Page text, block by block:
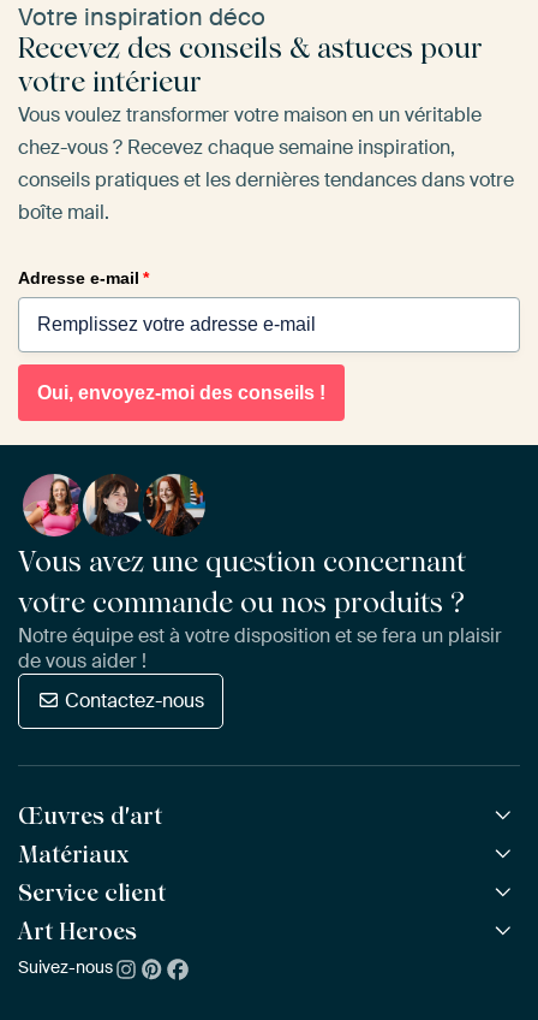
Votre inspiration déco
Recevez des conseils & astuces pour
votre intérieur
Vous voulez transformer votre maison en un véritable
chez-vous ? Recevez chaque semaine inspiration,
conseils pratiques et les dernières tendances dans votre
boîte mail.
Adresse e-mail *
Oui, envoyez-moi des conseils !
Vous avez une question concernant
votre commande ou nos produits ?
Notre équipe est à votre disposition et se fera un plaisir
de vous aider !
Contactez-nous
Œuvres d'art
Toutes les œuvres
Toutes les collections
Tous les artistes
Meilleures ventes
Matériaux
ArtFrame™ POPULAIRE
ArtFrame™ en bois
Toile
Service client
Questions fréquentes
Commander
Art Heroes
À propos de nous
Suivez-nous